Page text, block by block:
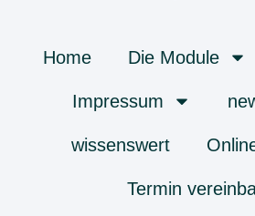
Home Die Module
Impressum
wissenswert
Termin